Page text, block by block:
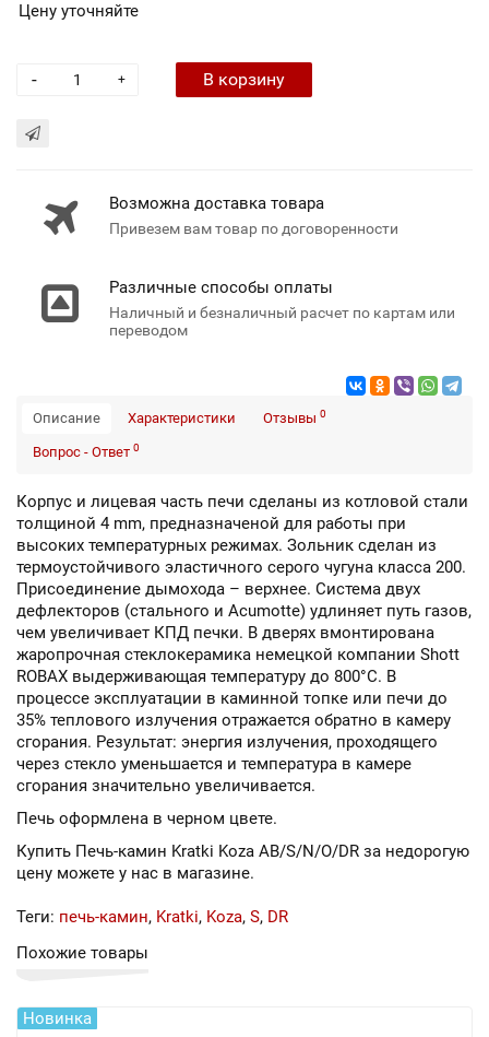
Цену уточняйте
+
- В корзину
Возможна доставка товара
Привезем вам товар по договоренности
Различные способы оплаты
Наличный и безналичный расчет по картам или
переводом
Описание Характеристики Отзывы 0
Вопрос - Ответ 0
Корпус и лицевая часть печи сделаны из котловой стали
толщиной 4 mm, предназначеной для работы при
высоких температурных режимах. Зольник сделан из
термоустойчивого эластичного серого чугуна класса 200.
Присоединение дымохода – верхнее. Система двух
дефлекторов (стального и Acumotte) удлиняет путь газов,
чем увеличивает КПД печки. В дверях вмонтирована
жаропрочная стеклокерамика немецкой компании Shott
ROBAX выдерживающая температуру до 800°C. В
процессе эксплуатации в каминной топке или печи до
35% теплового излучения отражается обратно в камеру
сгорания. Результат: энергия излучения, проходящего
через стекло уменьшается и температура в камере
сгорания значительно увеличивается.
Печь оформлена в черном цвете.
Купить Печь-камин Kratki Koza AB/S/N/O/DR за недорогую
цену можете у нас в магазине.
Теги: печь-камин, Kratki, Koza, S, DR
Похожие товары
Новинка